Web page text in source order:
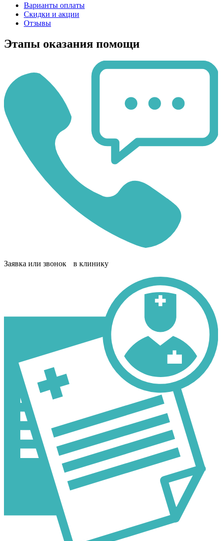
Варианты оплаты
Скидки и акции
Отзывы
Этапы оказания помощи
Заявка или звонок в клинику